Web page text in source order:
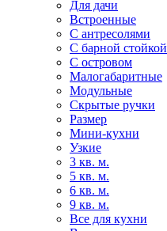
Для дачи
Встроенные
С антресолями
С барной стойкой
С островом
Малогабаритные
Модульные
Скрытые ручки
Размер
Мини-кухни
Узкие
3 кв. м.
5 кв. м.
6 кв. м.
9 кв. м.
Все для кухни